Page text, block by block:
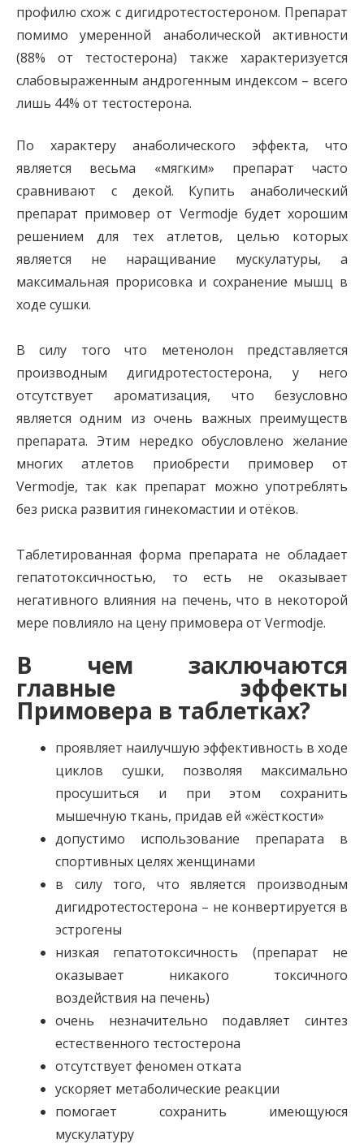
профилю схож с дигидротестостероном. Препарат
помимо умеренной анаболической активности
(88% от тестостерона) также характеризуется
слабовыраженным андрогенным индексом – всего
лишь 44% от тестостерона.
По характеру анаболического эффекта, что
является весьма «мягким» препарат часто
сравнивают с декой. Купить анаболический
препарат примовер от Vermodje будет хорошим
решением для тех атлетов, целью которых
является не наращивание мускулатуры, а
максимальная прорисовка и сохранение мышц в
ходе сушки.
В силу того что метенолон представляется
производным дигидротестостерона, у него
отсутствует ароматизация, что безусловно
является одним из очень важных преимуществ
препарата. Этим нередко обусловлено желание
многих атлетов приобрести примовер от
Vermodje, так как препарат можно употреблять
без риска развития гинекомастии и отёков.
Таблетированная форма препарата не обладает
гепатотоксичностью, то есть не оказывает
негативного влияния на печень, что в некоторой
мере повлияло на цену примовера от Vermodje.
В чем заключаются
главные эффекты
Примовера в таблетках?
проявляет наилучшую эффективность в ходе
циклов сушки, позволяя максимально
просушиться и при этом сохранить
мышечную ткань, придав ей «жёсткости»
допустимо использование препарата в
спортивных целях женщинами
в силу того, что является производным
дигидротестостерона – не конвертируется в
эстрогены
низкая гепатотоксичность (препарат не
оказывает никакого токсичного
воздействия на печень)
очень незначительно подавляет синтез
естественного тестостерона
отсутствует феномен отката
ускоряет метаболические реакции
помогает сохранить имеющуюся
мускулатуру